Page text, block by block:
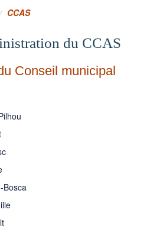
CCAS
du CCAS
Conseil municipal
Bosca